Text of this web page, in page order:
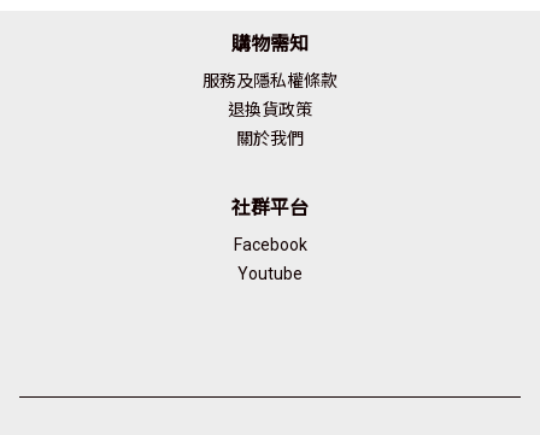
購物需知
服務及隱私權條款
退換貨政策
關於我們
社群平台
Facebook
Youtube